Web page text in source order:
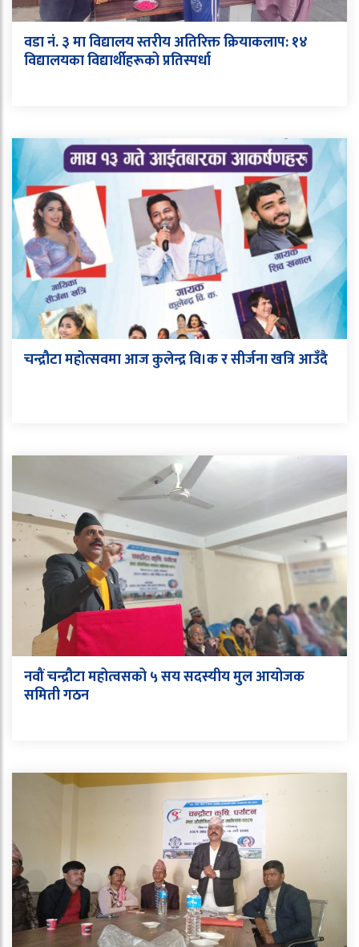
वडा नं. ३ मा विद्यालय स्तरीय अतिरिक्त क्रियाकलाप: १४
विद्यालयका विद्यार्थीहरूको प्रतिस्पर्धा
चन्द्रौटा महोत्सवमा आज कुलेन्द्र वि।क र सीर्जना खत्रि आउँदै
नवौं चन्द्रौटा महोत्वसको ५ सय सदस्यीय मुल आयोजक
समिती गठन